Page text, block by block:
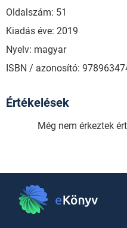
Oldalszám: 51
Kiadás éve: 2019
Nyelv: magyar
ISBN / azonosító:
Értékelések
Még nem érkeztek